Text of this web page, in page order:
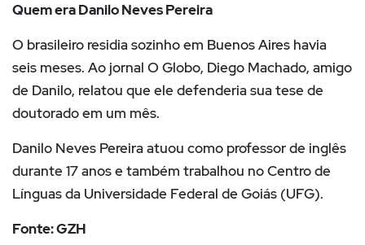
Quem era Danilo Neves Pereira
O brasileiro residia sozinho em Buenos Aires havia
seis meses. Ao jornal O Globo, Diego Machado, amigo
de Danilo, relatou que ele defenderia sua tese de
doutorado em um mês.
Danilo Neves Pereira atuou como professor de inglês
durante 17 anos e também trabalhou no Centro de
Línguas da Universidade Federal de Goiás (UFG).
Fonte: GZH